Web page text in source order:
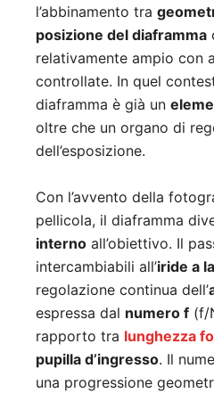
l’abbinamento tra
posizione del diaframma
relativamente ampio con
controllate. In quel
diaframma è già un
oltre che un organo di
dell’esposizione.
Con l’avvento della
pellicola, il diaframma
interno all’obiettivo. Il
intercambiabili all’iride a
regolazione continua dell’
espressa dal numero f (f/
rapporto tra lunghezza
pupilla d’ingresso. Il
una progressione